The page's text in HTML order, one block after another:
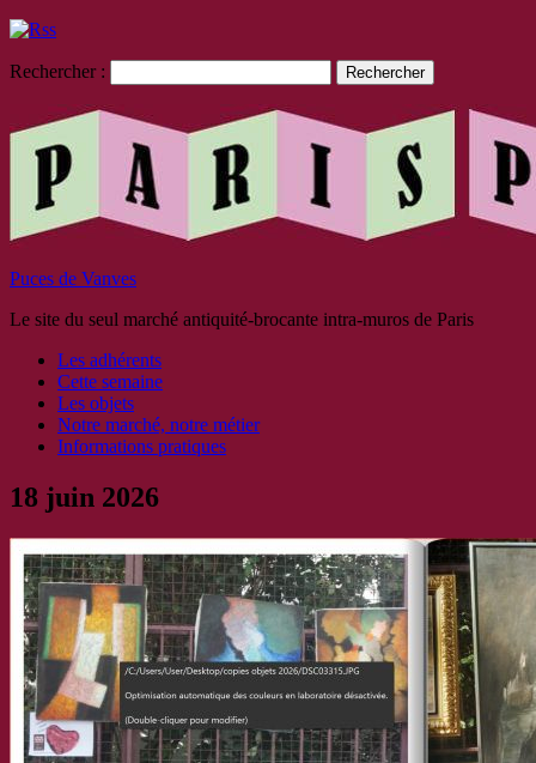
Rechercher :
Puces de Vanves
Le site du seul marché antiquité-brocante intra-muros de Paris
Les adhérents
Cette semaine
Les objets
Notre marché, notre métier
Informations pratiques
18 juin 2026